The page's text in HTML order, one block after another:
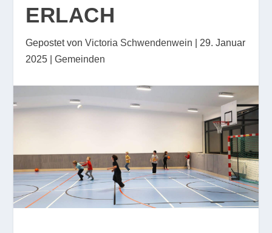
ERLACH
Gepostet vonVictoria Schwendenwein
29. Januar
2025 |Gemeinden